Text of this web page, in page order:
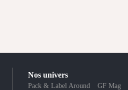
Nos univers
Pack & Label Around GF Mag